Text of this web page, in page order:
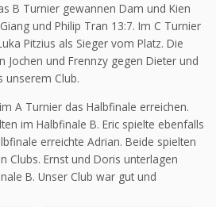
B Turnier gewannen Dam und Kien
und Philip Tran 13:7. Im C Turnier
Pitzius als Sieger vom Platz. Die
Jochen und Frennzy gegen Dieter und
unserem Club.
A Turnier das Halbfinale erreichen.
im Halbfinale B. Eric spielte ebenfalls
erreichte Adrian. Beide spielten
Clubs. Ernst und Doris unterlagen
B. Unser Club war gut und